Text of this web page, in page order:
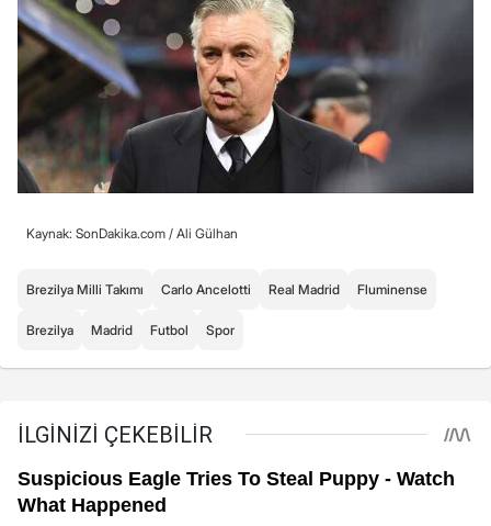
Kaynak: SonDakika.com / Ali Gülhan
Brezilya Milli Takımı Carlo Ancelotti Real Madrid Fluminense
Brezilya Madrid Futbol Spor